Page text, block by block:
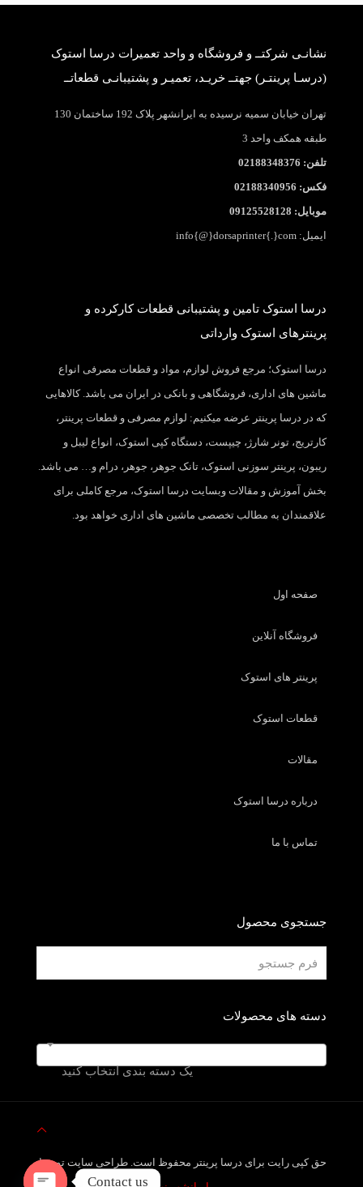
نشانـی شرکتــ و فروشگاه و واحد تعمیرات درسا استوک
(درسـا پرینتـر) جهتــ خریـد، تعمیـر و پشتیبانـی قطعاتــ
تهران خیابان سمیه نرسیده به ایرانشهر پلاک 192 ساختمان 130
طبقه همکف واحد 3
تلفن: 02188348376
فکس: 02188340956
موبایل: 09125528128
ایمیل: info{@}dorsaprinter{.}com
درسا استوک تامین و پشتیبانی قطعات کارکرده و
پرینترهای استوک وارداتی
درسا استوک؛ مرجع فروش لوازم، مواد و قطعات مصرفی انواع
ماشین های اداری، فروشگاهی و بانکی در ایران می باشد. کالاهایی
که در درسا پرینتر عرضه میکنیم: لوازم مصرفی و قطعات پرینتر،
کارتریج، تونر شارژ، چیپست، دستگاه کپی استوک، انواع لیبل و
ریبون، پرینتر سوزنی استوک، تانک جوهر، جوهر، درام و… می باشد.
بخش آموزش و مقالات وبسایت درسا استوک، مرجع کاملی برای
علاقمندان به مطالب تخصصی ماشین های اداری خواهد بود.
صفحه اول
فروشگاه آنلاین
پرینتر های استوک
قطعات استوک
مقالات
درباره درسا استوک
تماس با ما
جستجوی محصول
دسته های محصولات
یک دسته بندی انتخاب کنید
حق کپی رایت برای درسا پرینتر محفوظ است. طراحی سایت توسط
Contact us